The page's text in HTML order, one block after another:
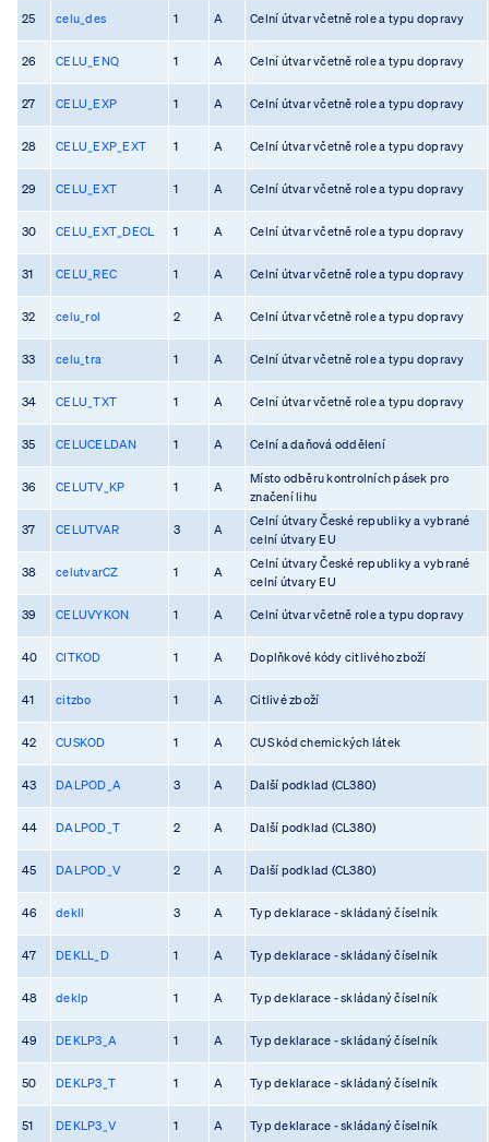
25 celu_des 1 A Celní útvar včetně role a typu dopravy
26 CELU_ENQ 1 A Celní útvar včetně role a typu dopravy
27 CELU_EXP 1 A Celní útvar včetně role a typu dopravy
28 CELU_EXP_EXT 1 A Celní útvar včetně role a typu dopravy
29 CELU_EXT 1 A Celní útvar včetně role a typu dopravy
30 CELU_EXT_DECL 1 A Celní útvar včetně role a typu dopravy
31 CELU_REC 1 A Celní útvar včetně role a typu dopravy
32 celu_rol 2 A Celní útvar včetně role a typu dopravy
33 celu_tra 1 A Celní útvar včetně role a typu dopravy
34 CELU_TXT 1 A Celní útvar včetně role a typu dopravy
35 CELUCELDAN 1 A Celní a daňová oddělení
36 CELUTV_KP 1 A
Místo odběru kontrolních pásek pro
značení lihu
37 CELUTVAR 3 A
Celní útvary České republiky a vybrané
celní útvary EU
38 celutvarCZ 1 A
Celní útvary České republiky a vybrané
celní útvary EU
39 CELUVYKON 1 A Celní útvar včetně role a typu dopravy
40 CITKOD 1 A Doplňkové kódy citlivého zboží
41 citzbo 1 A Citlivé zboží
42 CUSKOD 1 A CUS kód chemických látek
43 DALPOD_A 3 A Další podklad (CL380)
44 DALPOD_T 2 A Další podklad (CL380)
45 DALPOD_V 2 A Další podklad (CL380)
46 dekll 3 A Typ deklarace - skládaný číselník
47 DEKLL_D 1 A Typ deklarace - skládaný číselník
48 deklp 1 A Typ deklarace - skládaný číselník
49 DEKLP3_A 1 A Typ deklarace - skládaný číselník
50 DEKLP3_T 1 A Typ deklarace - skládaný číselník
51 DEKLP3_V 1 A Typ deklarace - skládaný číselník